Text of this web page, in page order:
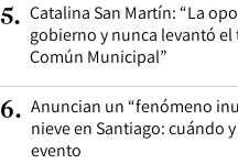
5. Catalina San Martín: “La
gobierno y nunca levantó
Común Municipal”
6. Anuncian un “fenómeno
nieve en Santiago: cuándo
evento